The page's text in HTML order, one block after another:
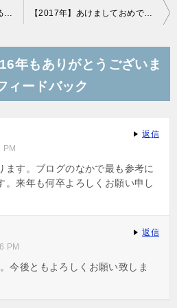
【11月13日】大阪で行われる個人投資家オフ会というのに黒澤もお忍びで参加します 【2017年】あけましておめでとうございます
年もありがとうございま
ィードバック
ます。ブログのなかで最も参考に
。来年も何卒よろしくお願い申し
返信
PM
今後ともよろしくお願い致しま
返信